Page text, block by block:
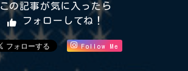
この記事が気に入ったら
フォローしてね！
Follow Me